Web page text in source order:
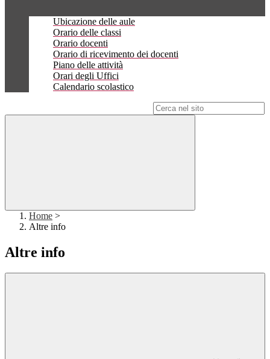
Ubicazione delle aule
Orario delle classi
Orario docenti
Orario di ricevimento dei docenti
Piano delle attività
Orari degli Uffici
Calendario scolastico
Home >
Altre info
Altre info